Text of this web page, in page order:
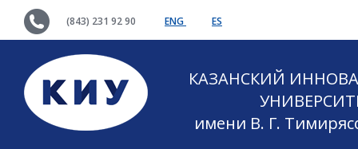
(843) 231 92 90 ENG ES
КАЗАНСКИЙ
имени В. Г.